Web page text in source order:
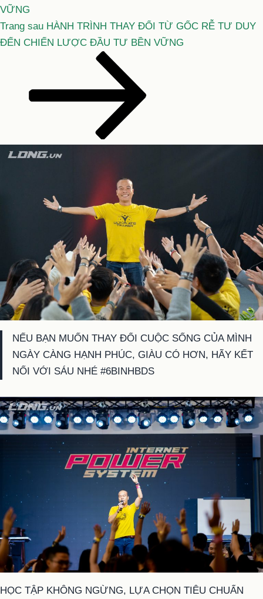
VỮNG
Bài
tiếp
Trang sau HÀNH TRÌNH THAY ĐỔI TỪ GỐC RỄ TƯ DUY
ĐẾN CHIẾN LƯỢC ĐẦU TƯ BỀN VỮNG
NẾU BẠN MUỐN THAY ĐỔI CUỘC SỐNG CỦA MÌNH
NGÀY CÀNG HẠNH PHÚC, GIÀU CÓ HƠN, HÃY KẾT
NỐI VỚI SÁU NHÉ #6BINHBDS
HỌC TẬP KHÔNG NGỪNG, LỰA CHỌN TIÊU CHUẨN